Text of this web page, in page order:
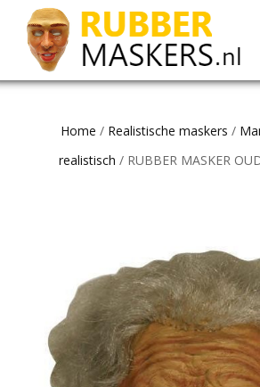
Home / Realistische maskers /
realistisch / RUBBER MASKER